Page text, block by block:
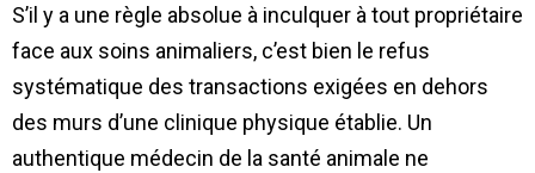
S’il y a une règle absolue à inculquer à tout propriétaire
face aux soins animaliers, c’est bien le refus
systématique des transactions exigées en dehors
des murs d’une clinique physique établie. Un
authentique médecin de la santé animale ne